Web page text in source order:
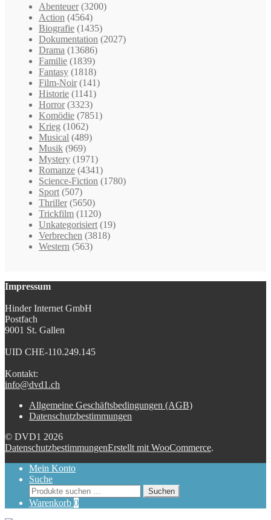
Abenteuer (3200)
Action (4564)
Biografie (1435)
Dokumentation (2027)
Drama (13686)
Familie (1839)
Fantasy (1818)
Film-Noir (141)
Historie (1141)
Horror (3323)
Komödie (7851)
Krieg (1062)
Musical (489)
Musik (969)
Mystery (1971)
Romanze (4341)
Science-Fiction (1780)
Sport (507)
Thriller (5650)
Trickfilm (1120)
Unkategorisiert (19)
Verbrechen (3818)
Western (563)
Impressum
Hinder Internet GmbH
Postfach
9001 St. Gallen
UID CHE-110.249.145
Kontakt:
info@dvd1.ch
Allgemeine Geschäftsbedingungen (AGB)
Datenschutzbestimmungen
© DVD1 2026
DatenschutzbestimmungenErstellt mit WooCommerce.
Mein Konto
Suche
Suchen
nach:
Suchen
Warenkorb 0